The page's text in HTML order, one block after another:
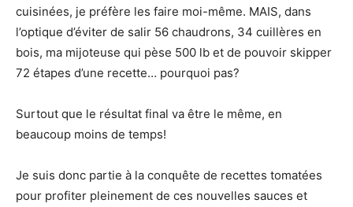
cuisinées, je préfère les faire moi-même. MAIS, dans
l’optique d’éviter de salir 56 chaudrons, 34 cuillères en
bois, ma mijoteuse qui pèse 500 lb et de pouvoir skipper
72 étapes d’une recette… pourquoi pas?
Surtout que le résultat final va être le même, en
beaucoup moins de temps!
Je suis donc partie à la conquête de recettes tomatées
pour profiter pleinement de ces nouvelles sauces et